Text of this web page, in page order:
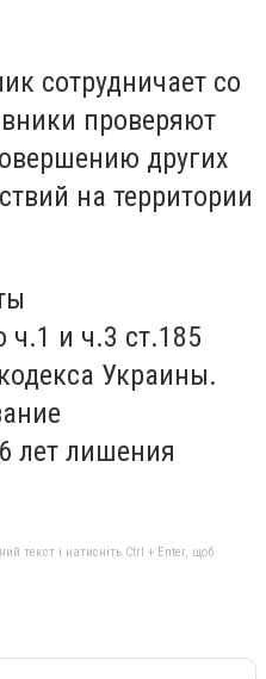
сотрудничает со
проверяют
других
на территории
и ч.3 ст.185
Украины.
лет лишения
текст і натисніть Ctrl + Enter, щоб